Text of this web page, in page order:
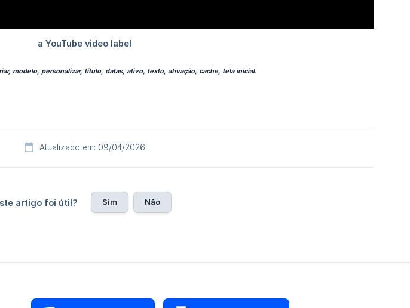
modelo, personalizar, título, datas, ativo, texto, ativação, cache, tela inicial.
Atualizado em: 09/04/2026
artigo foi útil? Sim Não